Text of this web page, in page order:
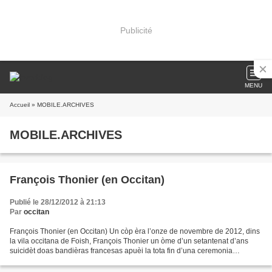
Publicité
MENU
Accueil » MOBILE.ARCHIVES
MOBILE.ARCHIVES
François Thonier (en Occitan)
Publié le 28/12/2012 à 21:13
Par occitan
François Thonier (en Occitan) Un còp èra l’onze de novembre de 2012, dins
la vila occitana de Foish, François Thonier un òme d’un setantenat d’ans
suicidèt doas bandièras francesas apuèi la tota fin d’una ceremonia